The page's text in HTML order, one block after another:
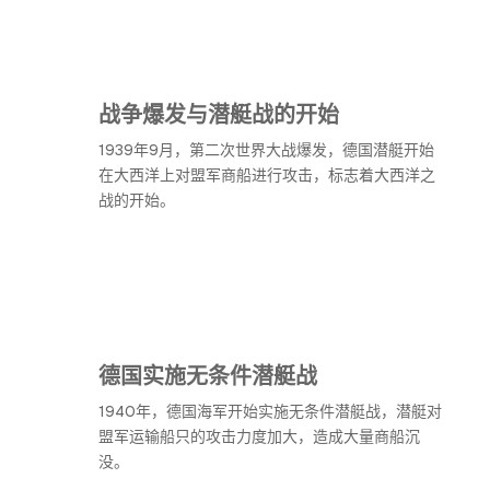
战争爆发与潜艇战的开始
1939年9月，第二次世界大战爆发，德国潜艇开始
在大西洋上对盟军商船进行攻击，标志着大西洋之
战的开始。
德国实施无条件潜艇战
1940年，德国海军开始实施无条件潜艇战，潜艇对
盟军运输船只的攻击力度加大，造成大量商船沉
没。